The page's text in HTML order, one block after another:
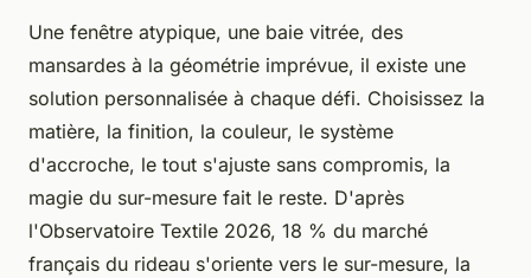
Une fenêtre atypique, une baie vitrée, des
mansardes à la géométrie imprévue, il existe une
solution personnalisée à chaque défi. Choisissez la
matière, la finition, la couleur, le système
d'accroche, le tout s'ajuste sans compromis, la
magie du sur-mesure fait le reste. D'après
l'Observatoire Textile 2026, 18 % du marché
français du rideau s'oriente vers le sur-mesure, la